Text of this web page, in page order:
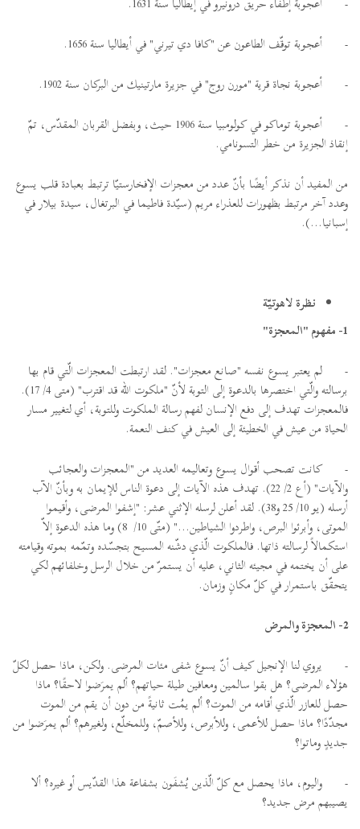
-
أعجوبة توقّف الطاعون عن "كافا دي تيرني" في أيطاليا سنة 1656.
-
أعجوبة نجاة قرية "مورن روج" في جزيرة مارتينيك من البركان سنة 1902.
-
أعجوبة توماكو في كولومبيا سنة 1906 حيث، وبفضل القربان المقدّس، تمّ
إنقاذ الجزيرة من خطر التسونامي.
من المفيد أن نذكر أيضًا بأنّ عدد من معجزات الإفخارستيّا ترتبط بعبادة قلب يسوع
وعدد آخر مرتبط بظهورات للعذراء مريم (سيّدة فاطيما في البرتغال، سيدة بيلار في
إسبانيا...).
نظرة لاهوتيّة
1- مفهوم "المعجزة"
-
لم يعتبر يسوع نفسه "صانع معجزات". لقد ارتبطت المعجزات الّتي قام بها
برسالته والّتي اختصرها بالدعوة إلى التوبة لأنّ "ملكوت الله قد اقترب" (متى 4/ 17).
فالمعجزات تهدف إلى دفع الإنسان لفهم رسالة الملكوت وللتوبة، أي لتغيير مسار
الحياة من عيش في الخطيئة إلى العيش في كنف النعمة.
-
كانت تصحب أقوال يسوع وتعاليمه العديد من "المعجزات والعجائب
والآيات" (أع 2/ 22). تهدف هذه الآيات إلى دعوة الناس للإيمان به وبأنّ الآب
أرسله (يو 10/ 25 و38). لقد أعلن لرسله الإثني عشر: "إشفوا المرضى، وأقيموا
الموتى، وأبرئوا البرص، واطردوا الشياطين..." (متّى 10/ 8) وما هذه الدعوة إلاّ
استكمالاً لرسالته ذاتها. فالملكوت الّذي دشّنه المسيح بتجسّده وتمّمه بموته وقيامته
على أن يختمه في مجيئه الثاني، عليه أن يستمرّ من خلال الرسل وخلفائهم لكي
يتحقّق باستمرار في كلّ مكانٍ وزمان.
2- المعجزة والمرض
-
يروي لنا الإنجيل كيف أنّ يسوع شفى مئات المرضى. ولكن، ماذا حصل لكلّ
هؤلاء المرضى؟ هل بقوا سالمين ومعافين طيلة حياتهم؟ ألم يمرَضوا لاحقًا؟ ماذا
حصل للعازر الّذي أقامه من الموت؟ ألم يمُت ثانيةً من دون أن يقم من الموت
مجدّدًا؟ ماذا حصل للأعمى، وللأبرص، وللأصمّ، وللمخلّع، ولغيرهم؟ ألم يمرَضوا من
جديدٍ وماتوا؟
-
واليوم، ماذا يحصل مع كلّ الّذين يُشفَون بشفاعة هذا القدّيس أو غيره؟ ألا
يصيبهم مرض جديد؟